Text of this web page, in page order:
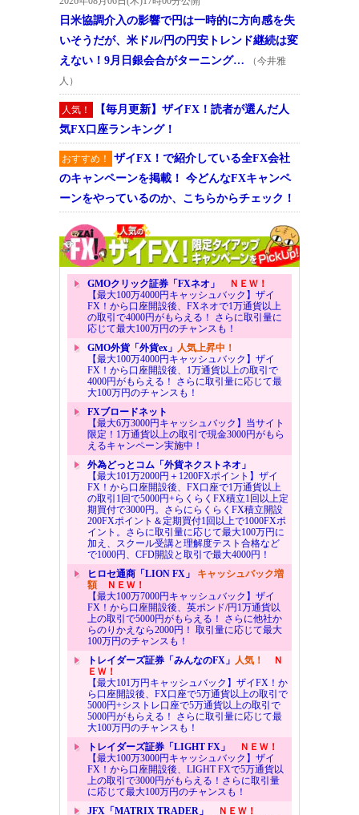
日米協調介入の影響で円は一時的に方向感を失
いそうだが、米ドル/円の円安トレンド継続は変
えない！9月日銀会合がターニング…
（今井雅
人）
人気！
【毎月更新】ザイFX！読者が選んだ人
気FX口座ランキング！
おすすめ！
ザイFX！で紹介している全FX会社
のキャンペーンを掲載！ 今どんなFXキャンペ
ーンをやっているのか、こちらからチェック！
GMOクリック証券「FXネオ」
ＮＥＷ！
【最大100万4000円キャッシュバック】ザイ
FX！から口座開設後、FXネオで1万通貨以上
の取引で4000円がもらえる！ さらに取引量に
応じて最大100万円のチャンスも！
GMO外貨「外貨ex」 人気上昇中！
【最大100万4000円キャッシュバック】ザイ
FX！から口座開設後、1万通貨以上の取引で
4000円がもらえる！ さらに取引量に応じて最
大100万円のチャンスも！
FXブロードネット
【最大6万3000円キャッシュバック】当サイト
限定！1万通貨以上の取引で現金3000円がもら
えるキャンペーン実施中！
外為どっとコム「外貨ネクストネオ」
【最大101万2000円＋1200FXポイント】ザイ
FX！から口座開設後、FX口座で1万通貨以上
の取引1回で5000円+らくらくFX積立1回以上定
期買付で3000円。さらにらくらくFX積立開設
200FXポイント＆定期買付1回以上で1000FXポ
イント。さらに取引量に応じて最大100万円に
加え、スクール受講と理解度テスト合格など
で1000円、CFD開設と取引で最大4000円！
ヒロセ通商「LION FX」 キャッシュバック増
額ＮＥＷ！
【最大100万7000円キャッシュバック】ザイ
FX！から口座開設後、英ポンド/円1万通貨以
上の取引で5000円がもらえる！ さらに他社か
らのりかえなら2000円！ 取引量に応じて最大
100万円のチャンスも！
トレイダーズ証券「みんなのFX」 人気！
Ｎ
ＥＷ！
【最大101万円キャッシュバック】ザイFX！か
ら口座開設後、FX口座で5万通貨以上の取引で
5000円+シストレ口座で5万通貨以上の取引で
5000円がもらえる！ さらに取引量に応じて最
大100万円のチャンスも！
トレイダーズ証券「LIGHT FX」
ＮＥＷ！
【最大100万3000円キャッシュバック】ザイ
FX！から口座開設後、LIGHT FXで5万通貨以
上の取引で3000円がもらえる！さらに取引量
に応じて最大100万円のチャンスも！
JFX「MATRIX TRADER」
ＮＥＷ！